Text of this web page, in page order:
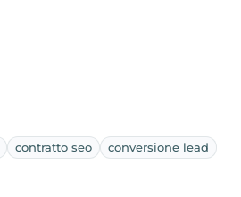
contratto seo
conversione lead